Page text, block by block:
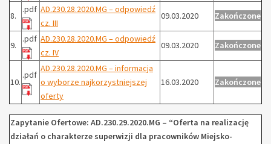
8.
.pdf AD.230.28.2020.MG – odpowiedź
cz. III
09.03.2020 Zakończone
9.
.pdf AD.230.28.2020.MG – odpowiedź
cz. IV
09.03.2020 Zakończone
10.
.pdf
AD.230.28.2020.MG – informacja
o wyborze najkorzystniejszej
oferty
16.03.2020 Zakończone
Zapytanie Ofertowe: AD.230.29.2020.MG – “Oferta na realizację
działań o charakterze superwizji dla pracowników Miejsko-